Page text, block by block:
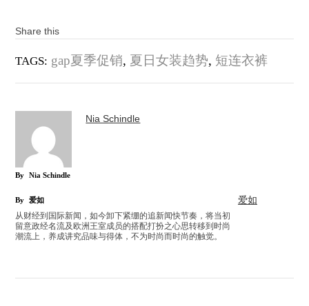
Share this
TAGS: gap夏季促销, 夏日女装趋势, 短连衣裤
Nia Schindle
By Nia Schindle
爱如
By 爱如
从财经到国际新闻，如今卸下紧绷的追新闻快节奏，将当初
留意政经名流及欧洲王室成员的搭配打扮之心思转移到时尚
潮流上，养成讲究品味与得体，不为时尚而时尚的触觉。